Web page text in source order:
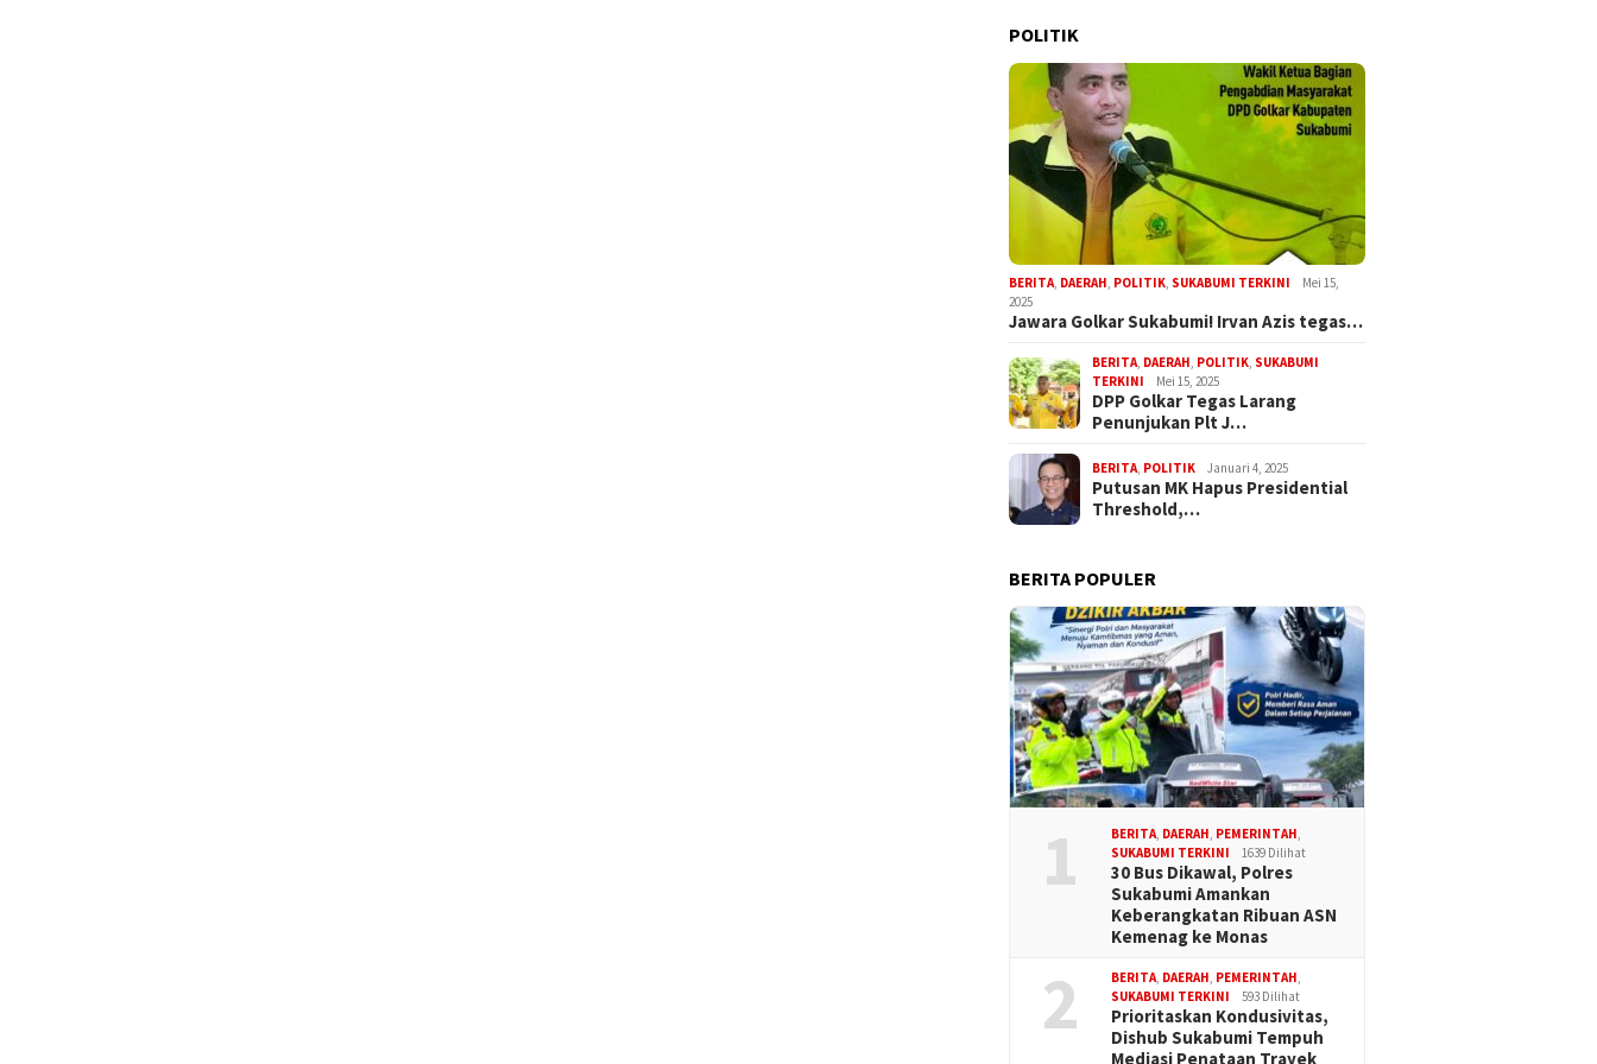
POLITIK
BERITA DAERAH POLITIK SUKABUMI TERKINI
Mei 15,
2025
Jawara Golkar Sukabumi! Irvan Azis tegas…
BERITA DAERAH POLITIK SUKABUMI
TERKINI
Mei 15, 2025
DPP Golkar Tegas Larang
Penunjukan Plt J…
BERITA POLITIK Januari 4, 2025
Putusan MK Hapus Presidential
Threshold,…
BERITA POPULER
1 BERITA, DAERAH, PEMERINTAH,
SUKABUMI TERKINI
1639 Dilihat
30 Bus Dikawal, Polres
Sukabumi Amankan
Keberangkatan Ribuan ASN
Kemenag ke Monas
2 BERITA, DAERAH, PEMERINTAH,
SUKABUMI TERKINI
593 Dilihat
Prioritaskan Kondusivitas,
Dishub Sukabumi Tempuh
Mediasi Penataan Trayek